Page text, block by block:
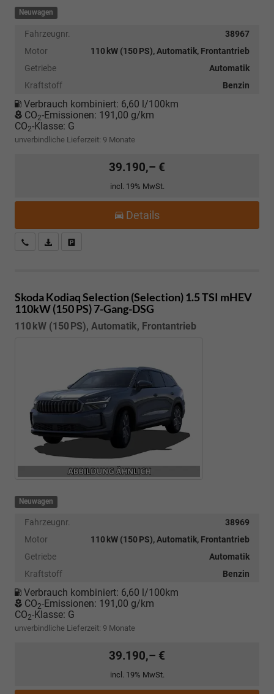
Neuwagen
Fahrzeugnr.
38967
Motor
110 kW (150 PS), Automatik, Frontantrieb
Getriebe
Automatik
Kraftstoff
Benzin
Verbrauch kombiniert: 6,60 l/100km
CO2-Emissionen: 191,00 g/km
CO2-Klasse: G
unverbindliche Lieferzeit: 9 Monate
39.190,– €
incl. 19% MwSt.
Details
Kostenloser Rückruf-Service
PDF-Datei, Fahrzeugexposé drucken
Skoda KodiaqSelection (Selection) 1.5 TSI mHEV
110kW (150 PS) 7-Gang-DSG
110 kW (150 PS), Automatik, Frontantrieb
Neuwagen
Fahrzeugnr.
38969
Motor
110 kW (150 PS), Automatik, Frontantrieb
Getriebe
Automatik
Kraftstoff
Benzin
Verbrauch kombiniert: 6,60 l/100km
CO2-Emissionen: 191,00 g/km
CO2-Klasse: G
unverbindliche Lieferzeit: 9 Monate
39.190,– €
incl. 19% MwSt.